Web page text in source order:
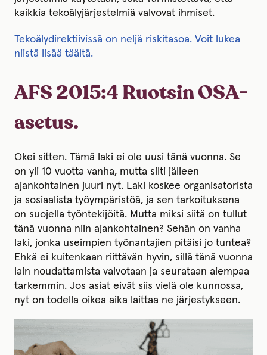
kaikkia tekoälyjärjestelmiä valvovat ihmiset.
Tekoälydirektiivissä on neljä riskitasoa. Voit lukea
niistä lisää täältä.
AFS 2015:4 Ruotsin OSA-
asetus.
Okei sitten. Tämä laki ei ole uusi tänä vuonna. Se
on yli 10 vuotta vanha, mutta silti jälleen
ajankohtainen juuri nyt. Laki koskee organisatorista
ja sosiaalista työympäristöä, ja sen tarkoituksena
on suojella työntekijöitä. Mutta miksi siitä on tullut
tänä vuonna niin ajankohtainen? Sehän on vanha
laki, jonka useimpien työnantajien pitäisi jo tuntea?
Ehkä ei kuitenkaan riittävän hyvin, sillä tänä vuonna
lain noudattamista valvotaan ja seurataan aiempaa
tarkemmin. Jos asiat eivät siis vielä ole kunnossa,
nyt on todella oikea aika laittaa ne järjestykseen.